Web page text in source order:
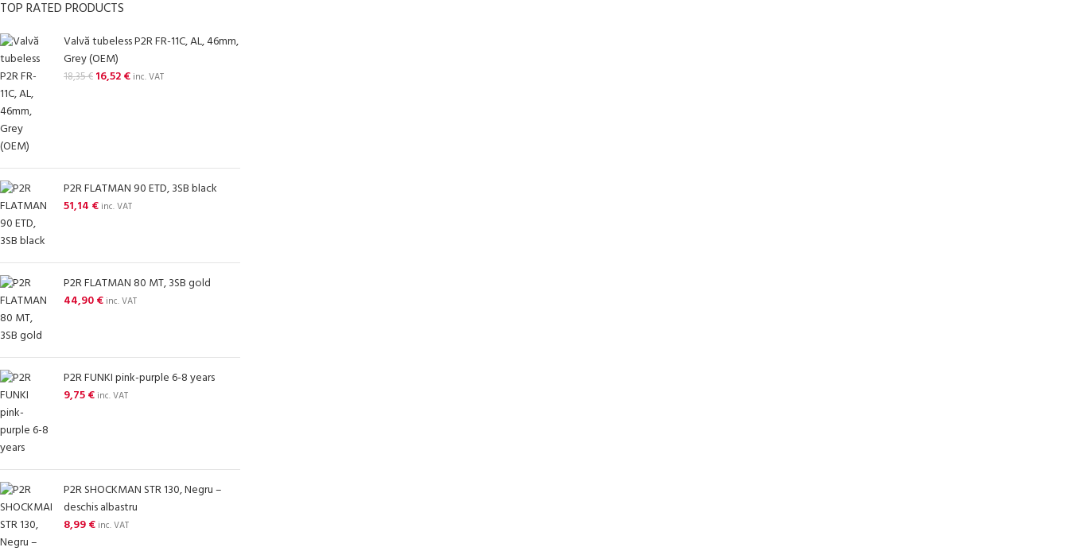
TOP RATED PRODUCTS
Valvă tubeless P2R FR-11C, AL, 46mm,
Grey (OEM)
18,35€ 16,52€ inc. VAT
P2R FLATMAN 90 ETD, 3SB black
51,14 € inc. VAT
P2R FLATMAN 80 MT, 3SB gold
44,90€ inc. VAT
P2R FUNKI pink-purple 6-8 years
9,75€ inc. VAT
P2R SHOCKMAN STR 130, Negru –
deschis albastru
8,99€ inc. VAT